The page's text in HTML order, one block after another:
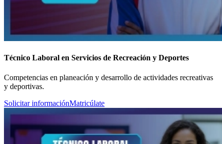
Técnico Laboral en Servicios de Recreación y Deportes
Competencias en planeación y desarrollo de actividades recreativas
y deportivas.
Solicitar informaciónMatricúlate